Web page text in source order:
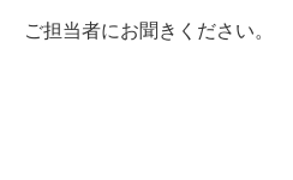
ご担当者にお聞きください。